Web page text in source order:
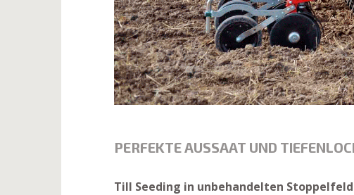
PERFEKTE AUSSAAT UND
Till Seeding in unbehandelten